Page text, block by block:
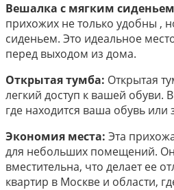
Вешалка с мягким
прихожих не только удобны ,
сиденьем. Это идеальное
перед выходом из дома.
Открытая тумба: Открытая
легкий доступ к вашей обуви.
где находится ваша обувь или
Экономия места: Эта
для небольших помещений.
вместительна, что делает ее
квартир в Москве и области,